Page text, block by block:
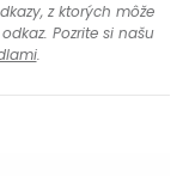
z ktorých môže
Pozrite si našu
.